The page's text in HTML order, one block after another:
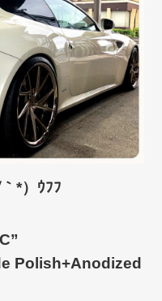
*）ｳﾌﾌ
Polish+Anodized